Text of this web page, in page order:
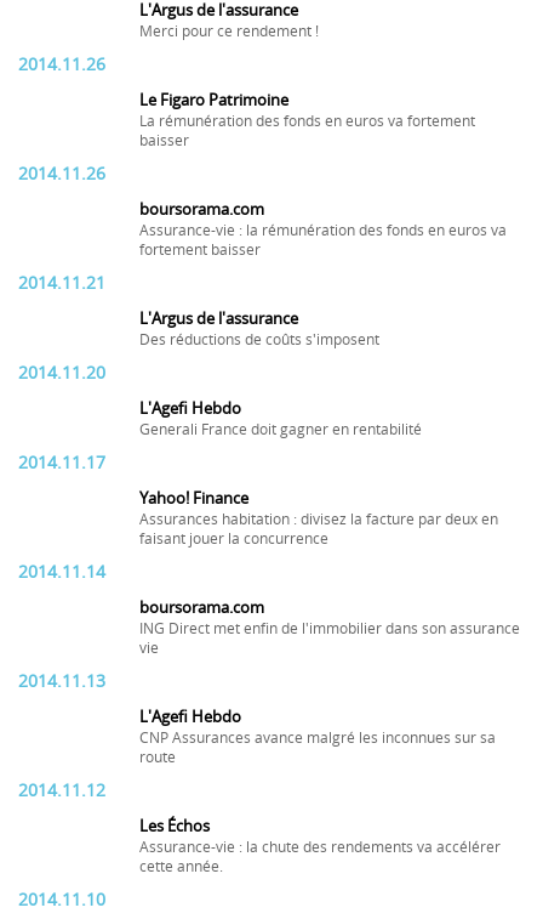
L'Argus de l'assurance
Merci pour ce rendement !
2014.11.26
Le Figaro Patrimoine
La rémunération des fonds en euros va fortement
baisser
2014.11.26
boursorama.com
Assurance-vie : la rémunération des fonds en euros va
fortement baisser
2014.11.21
L'Argus de l'assurance
Des réductions de coûts s'imposent
2014.11.20
L'Agefi Hebdo
Generali France doit gagner en rentabilité
2014.11.17
Yahoo! Finance
Assurances habitation : divisez la facture par deux en
faisant jouer la concurrence
2014.11.14
boursorama.com
ING Direct met enfin de l'immobilier dans son assurance
vie
2014.11.13
L'Agefi Hebdo
CNP Assurances avance malgré les inconnues sur sa
route
2014.11.12
Les Échos
Assurance-vie : la chute des rendements va accélérer
cette année.
2014.11.10